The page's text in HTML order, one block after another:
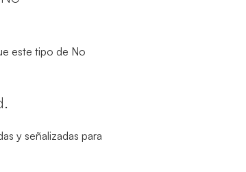
este tipo de No
y señalizadas para